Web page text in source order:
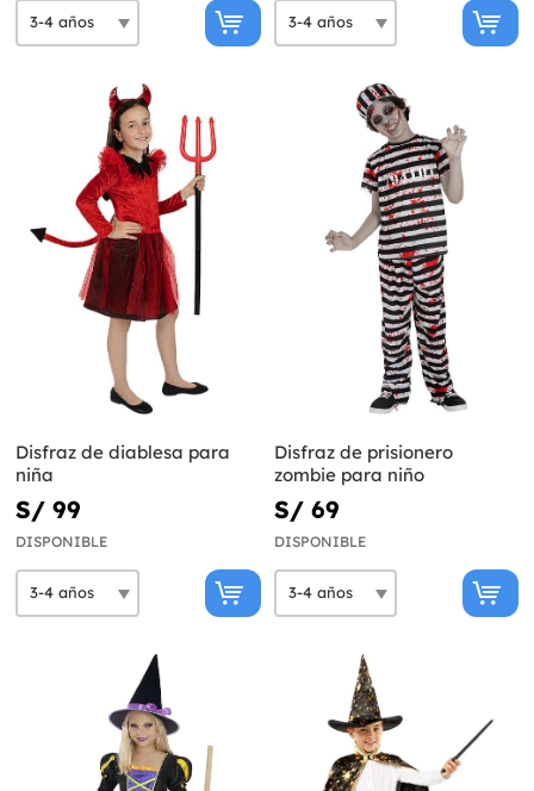
Disfraz de diablesa para
niña
S/ 99
DISPONIBLE
Disfraz de prisionero
zombie para niño
S/ 69
DISPONIBLE